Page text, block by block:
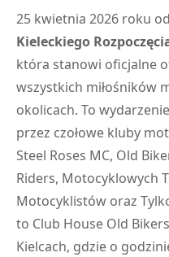
25 kwietnia 2026 roku
Kieleckiego
która stanowi oficjalne
wszystkich miłośników
okolicach. To
przez czołowe kluby
Steel Roses MC, Old
Riders, Motocyklowych
Motocyklistów oraz
to Club House Old
Kielcach, gdzie o